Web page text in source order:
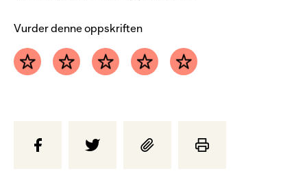
Vurder denne oppskriften